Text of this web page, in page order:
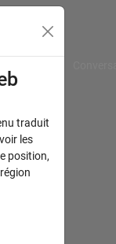
traduit
les
position,